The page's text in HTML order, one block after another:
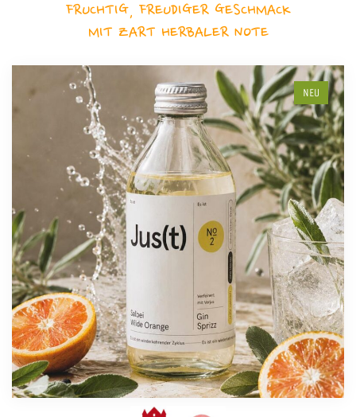
FRUCHTIG, FREUDIGER GESCHMACK
MIT ZART HERBALER NOTE
NEU